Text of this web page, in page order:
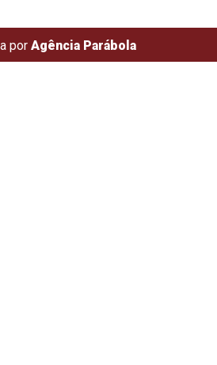
por Agência Parábola